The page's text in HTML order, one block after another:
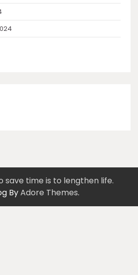
save time is to lengthen life.
ByAdore Themes.